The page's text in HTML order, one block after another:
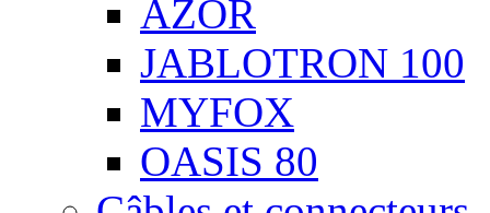
AZOR
JABLOTRON 100
MYFOX
OASIS 80